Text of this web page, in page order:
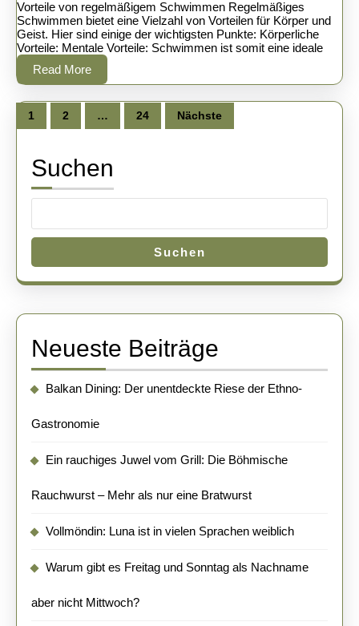
von
regelmäßigem
Schwimmen
2025
van
Agenew
Vorteile von regelmäßigem Schwimmen Regelmäßiges
Schwimmen bietet eine Vielzahl von Vorteilen für Körper und
Geist. Hier sind einige der wichtigsten Punkte: Körperliche
Vorteile: Mentale Vorteile: Schwimmen ist somit eine ideale
Read MoreRead
More
Seitennummerierung
der
Beiträge
1 2 … 24 Nächste
Suchen
Suchen
Neueste Beiträge
Balkan Dining: Der unentdeckte Riese der Ethno-
Gastronomie
Ein rauchiges Juwel vom Grill: Die Böhmische
Rauchwurst – Mehr als nur eine Bratwurst
Vollmöndin: Luna ist in vielen Sprachen weiblich
Warum gibt es Freitag und Sonntag als Nachname
aber nicht Mittwoch?